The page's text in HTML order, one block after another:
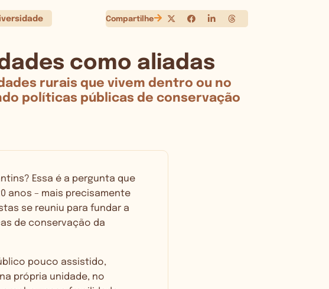
Compartilhe
como aliadas
rurais que vivem dentro ou no
políticas públicas de conservação
Essa é a pergunta que
anos – mais precisamente
se reuniu para fundar a
de conservação da
pouco assistido,
própria unidade, no